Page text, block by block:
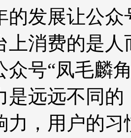
的发展让公
上消费的是
众号“凤毛麟
是远远不同
力，用户的